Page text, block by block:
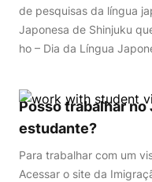
de pesquisas da língua
Japonesa de Shinjuku
ho – Dia da Língua
Posso trabalhar no
estudante?
Para trabalhar com um
Acessar o site da